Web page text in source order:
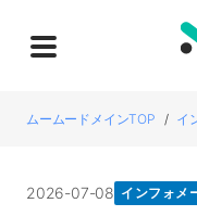
ムームードメインTOP イ
2026-07-08 インフォメ